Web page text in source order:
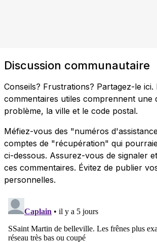
Discussion communautaire
Conseils? Frustrations? Partagez-le ici.
commentaires utiles comprennent une
problème, la ville et le code postal.
Méfiez-vous des "numéros
comptes de "récupération" qui
ci-dessous. Assurez-vous de signaler
ces commentaires. Évitez de publier
personnelles.